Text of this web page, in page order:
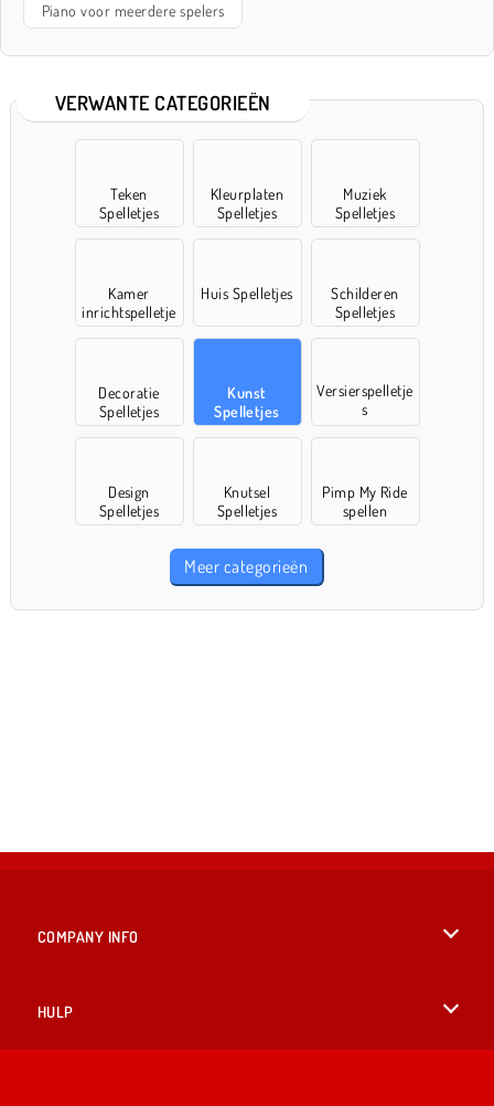
Piano voor meerdere spelers
VERWANTE CATEGORIEËN
Teken
Spelletjes
Kleurplaten
Spelletjes
Muziek
Spelletjes
Kamer
inrichtspelletje
s
Huis Spelletjes
Schilderen
Spelletjes
Decoratie
Spelletjes
Kunst
Spelletjes
Versierspelletje
s
Design
Spelletjes
Knutsel
Spelletjes
Pimp My Ride
spellen
Meer categorieën
COMPANY INFO
HULP